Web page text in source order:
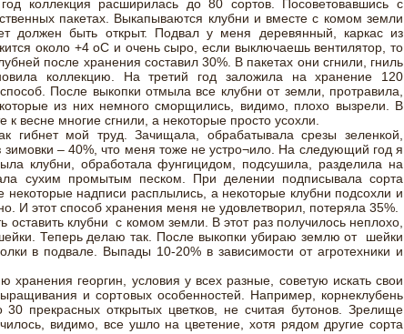
коллекция расширилась до 80 сортов. Посоветовавшись с
пакетах. Выкапываются клубни и вместе с комом земли
должен быть открыт. Подвал у меня деревянный, каркас из
около +4 оС и очень сыро, если выключаешь вентилятор, то
после хранения составил 30%. В пакетах они сгнили, гниль
коллекцию. На третий год заложила на хранение 120
После выкопки отмыла все клубни от земли, протравила,
из них немного сморщились, видимо, плохо вызрели. В
весне многие сгнили, а некоторые просто усохли.
мой труд. Зачищала, обрабатывала срезы зеленкой,
– 40%, что меня тоже не устро¬ило. На следующий год я
клубни, обработала фунгицидом, подсушила, разделила на
сухим промытым песком. При делении подписывала сорта
надписи расплылись, а некоторые клубни подсохли и
И этот способ хранения меня не удовлетворил, потеряла 35%.
оставить клубни с комом земли. В этот раз получилось неплохо,
Теперь делаю так. После выкопки убираю землю от шейки
в подвале. Выпады 10-20% в зависимости от агротехники и
георгин, условия у всех разные, советую искать свои
и сортовых особенностей. Например, корнеклубень
прекрасных открытых цветков, не считая бутонов. Зрелище
видимо, все ушло на цветение, хотя рядом другие сорта